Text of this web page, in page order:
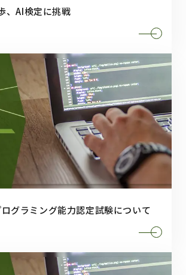
、AI検定に挑戦
グラミング能力認定試験について